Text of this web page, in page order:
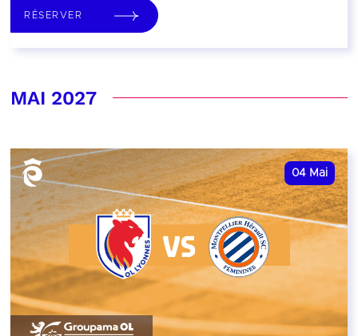
RÉSERVER
MAI 2027
04 Mai